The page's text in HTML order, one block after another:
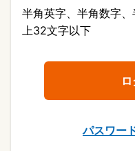
半角英字、半角数字
上32文字以下
パスワー